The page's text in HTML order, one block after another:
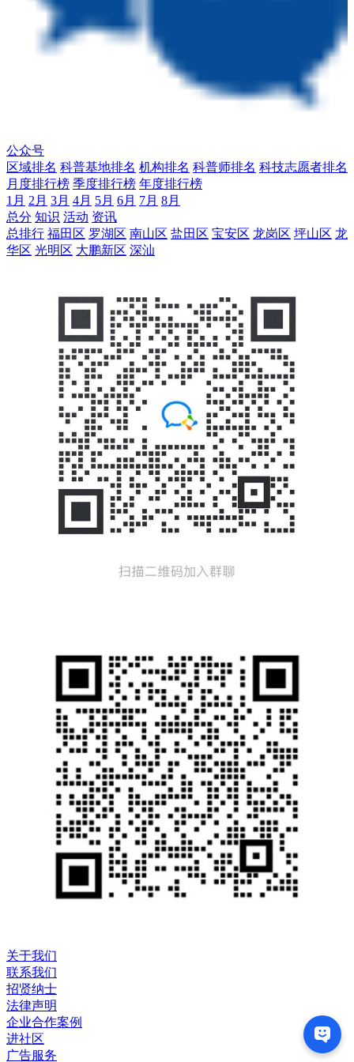
公众号
区域排名 科普基地排名 机构排名 科普师排名 科技志愿者排名
月度排行榜 季度排行榜 年度排行榜
1月 2月 3月 4月 5月 6月 7月 8月
总分 知识 活动 资讯
总排行 福田区 罗湖区 南山区 盐田区 宝安区 龙岗区 坪山区 龙
华区 光明区 大鹏新区 深汕
关于我们
联系我们
招贤纳士
法律声明
企业合作案例
进社区
广告服务